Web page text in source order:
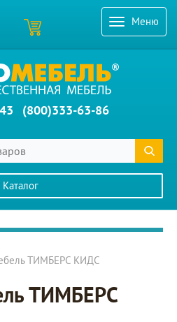
Меню
(800)333-63-86
Каталог
ТИМБЕРС КИДС
ТИМБЕРС